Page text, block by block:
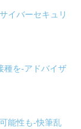
イバーセキュリ
種を-アドバイザ
能性も-快筆乱